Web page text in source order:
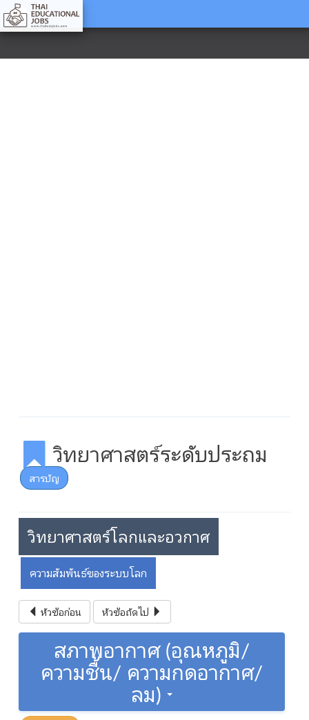
วิทยาศาสตร์ระดับประถม
สารบัญ
วิทยาศาสตร์โลกและอวกาศ
ความสัมพันธ์ของระบบโลก
หัวข้อก่อน หัวข้อถัดไป
สภาพอากาศ (อุณหภูมิ/
ความชื้น/ ความกดอากาศ/
ลม)